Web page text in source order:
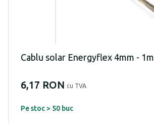
Cablu solar Energyflex 4mm - 1m
6,17 RON cu TVA
Pe stoc > 50 buc